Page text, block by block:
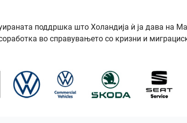
поддршка што Холандија ѝ ја дава на
во справувањето со кризни и